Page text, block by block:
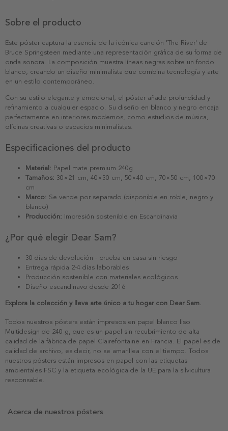
Sobre el producto
Este póster captura la esencia de la icónica canción 'The River' de
Bruce Springsteen mediante una representación gráfica de su forma de
onda sonora. La composición muestra líneas negras sobre un fondo
blanco, creando un diseño minimalista que combina tecnología y arte
en un estilo contemporáneo.
Con su estilo elegante y emocional, el póster añade profundidad y
refinamiento a cualquier espacio. Su diseño en blanco y negro encaja
perfectamente en interiores modernos, como estudios de música,
oficinas creativas o espacios minimalistas.
Especificaciones del producto
Material: Papel mate premium 240g
Tamaños: 30×21 cm, 40×30 cm, 50×40 cm, 70×50 cm, 100×70
cm
Marco: Se vende por separado (disponible en roble, negro y
blanco)
Producción: Impresión sostenible en Escandinavia
¿Por qué elegir Dear Sam?
30 días de devolución - prueba en casa sin riesgo
Entrega rápida 2-4 días laborables
Producción sostenible con materiales ecológicos
Diseño escandinavo desde 2016
Explora la colección y lleva arte único a tu hogar con Dear Sam.
Todos nuestros pósters están impresos en papel blanco liso
Multidesign de 240 g, que es un papel sin recubrimiento de alta
calidad de la fábrica de papel Clairefontaine en Francia. El papel es de
calidad de archivo, es decir, no se amarillea con el tiempo. Todos
nuestros pósters están impresos en papel con las etiquetas
ambientales FSC y la etiqueta ecológica de la UE para la silvicultura
responsable.
Acerca de nuestros pósters